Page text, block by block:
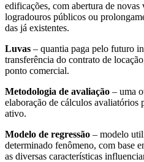
edificações, com abertura de novas
logradouros públicos ou
das já existentes.
Luvas – quantia paga pelo futuro
transferência do contrato de
ponto comercial.
Metodologia de avaliação – uma
elaboração de cálculos avaliatórios
ativo.
Modelo de regressão – modelo
determinado fenômeno, com base
as diversas características